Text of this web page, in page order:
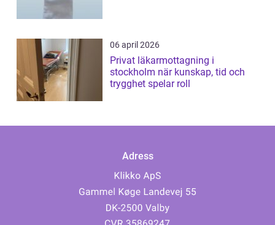
06 april 2026
Privat läkarmottagning i
stockholm när kunskap, tid och
trygghet spelar roll
Adress